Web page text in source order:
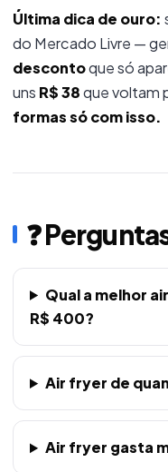
Última dica de ouro:
do Mercado Livre —
descontoque só
uns R$ 38que voltam
formas só com isso.
❓
Qual a melhor
R$ 400?
Air fryer de
Air fryer gasta